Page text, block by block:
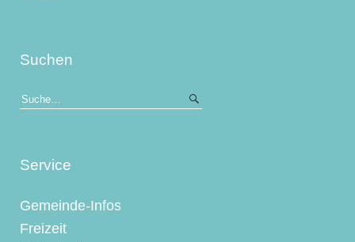
Suchen
Service
Gemeinde-Infos
Freizeit